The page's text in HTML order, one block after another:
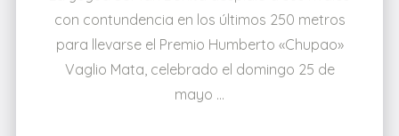
con contundencia en los últimos 250 metros
para llevarse el Premio Humberto «Chupao»
Vaglio Mata, celebrado el domingo 25 de
mayo …